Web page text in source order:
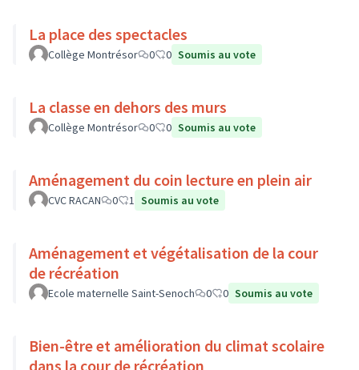
La place des spectacles
Collège Montrésor 0 0 Soumis au vote
La classe en dehors des murs
Collège Montrésor 0 0 Soumis au vote
Aménagement du coin lecture en plein air
CVC RACAN 0 1 Soumis au vote
Aménagement et végétalisation de la cour
de récréation
Ecole maternelle Saint-Senoch 0 0 Soumis au vote
Bien-être et amélioration du climat scolaire
dans la cour de récréation